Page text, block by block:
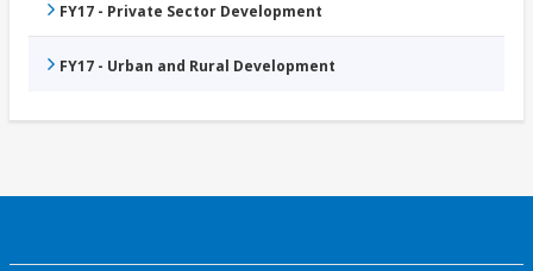
FY17 - Private Sector Development
FY17 - Urban and Rural Development